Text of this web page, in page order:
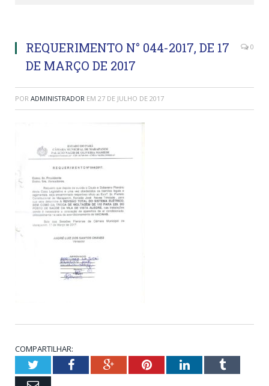
REQUERIMENTO N° 044-2017, DE 17
DE MARÇO DE 2017
0
POR ADMINISTRADOR EM 27 DE JULHO DE 2017
COMPARTILHAR:
TwitterFacebookGoogle+PinterestLinkedInTumblr